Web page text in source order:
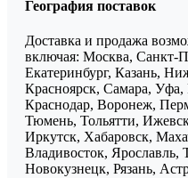
География поставок
Доставка и продажа
включая: Москва, Санкт-
Екатеринбург, Казань,
Красноярск, Самара,
Краснодар, Воронеж,
Тюмень, Тольятти,
Иркутск, Хабаровск,
Владивосток, Ярославль,
Новокузнецк, Рязань,